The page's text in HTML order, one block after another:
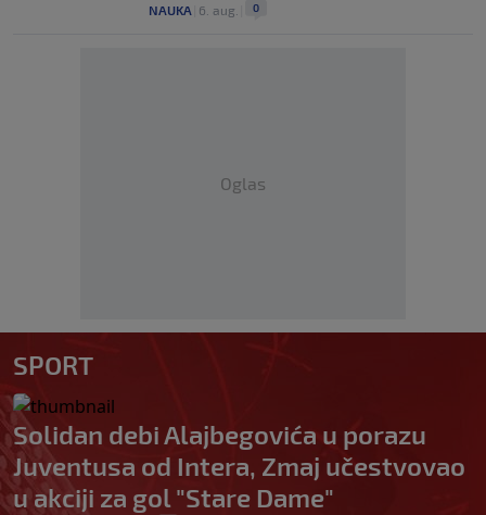
NAUKA 6. aug. 0
Oglas
SPORT
Solidan debi Alajbegovića u porazu
Juventusa od Intera, Zmaj učestvovao
u akciji za gol "Stare Dame"